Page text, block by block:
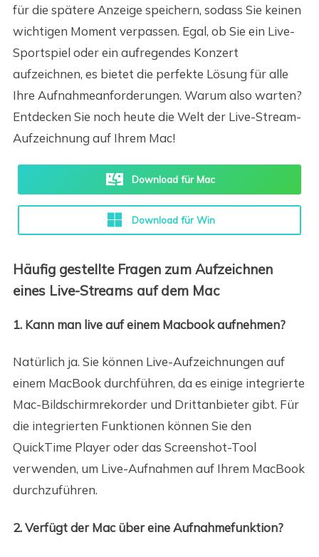
für die spätere Anzeige speichern, sodass Sie keinen
wichtigen Moment verpassen. Egal, ob Sie ein Live-
Sportspiel oder ein aufregendes Konzert
aufzeichnen, es bietet die perfekte Lösung für alle
Ihre Aufnahmeanforderungen. Warum also warten?
Entdecken Sie noch heute die Welt der Live-Stream-
Aufzeichnung auf Ihrem Mac!
Download für Mac
Download für Win
Häufig gestellte Fragen zum Aufzeichnen
eines Live-Streams auf dem Mac
1. Kann man live auf einem Macbook aufnehmen?
Natürlich ja. Sie können Live-Aufzeichnungen auf
einem MacBook durchführen, da es einige integrierte
Mac-Bildschirmrekorder und Drittanbieter gibt. Für
die integrierten Funktionen können Sie den
QuickTime Player oder das Screenshot-Tool
verwenden, um Live-Aufnahmen auf Ihrem MacBook
durchzuführen.
2. Verfügt der Mac über eine Aufnahmefunktion?